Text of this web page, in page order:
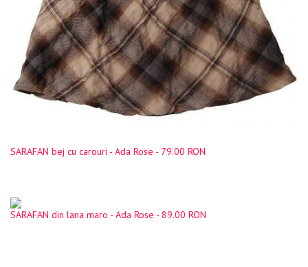
SARAFAN bej cu carouri - Ada Rose - 79.00 RON
SARAFAN din lana maro - Ada Rose - 89.00 RON